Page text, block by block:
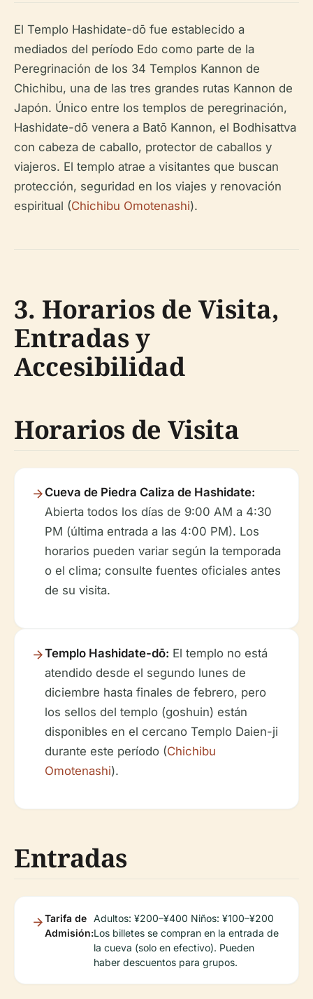
El Templo Hashidate-dō fue establecido a
mediados del período Edo como parte de la
Peregrinación de los 34 Templos Kannon de
Chichibu, una de las tres grandes rutas Kannon de
Japón. Único entre los templos de peregrinación,
Hashidate-dō venera a Batō Kannon, el Bodhisattva
con cabeza de caballo, protector de caballos y
viajeros. El templo atrae a visitantes que buscan
protección, seguridad en los viajes y renovación
espiritual (Chichibu Omotenashi).
3. Horarios de Visita,
Entradas y
Accesibilidad
Horarios de Visita
Cueva de Piedra Caliza de Hashidate:
Abierta todos los días de 9:00 AM a 4:30
PM (última entrada a las 4:00 PM). Los
horarios pueden variar según la temporada
o el clima; consulte fuentes oficiales antes
de su visita.
Templo Hashidate-dō: El templo no está
atendido desde el segundo lunes de
diciembre hasta finales de febrero, pero
los sellos del templo (goshuin) están
disponibles en el cercano Templo Daien-ji
durante este período (Chichibu
Omotenashi).
Entradas
Tarifa de
Admisión:
Adultos: ¥200–¥400 Niños: ¥100–¥200
Los billetes se compran en la entrada de
la cueva (solo en efectivo). Pueden
haber descuentos para grupos.